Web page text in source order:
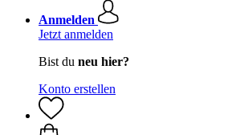
Anmelden
Jetzt anmelden
Bist du neu hier?
Konto erstellen